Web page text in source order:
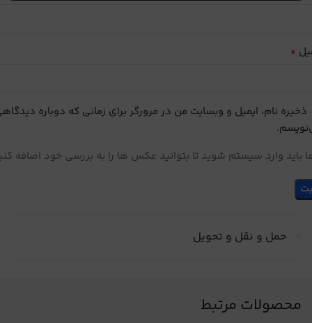
*
ذخیره نام، ایمیل و وبسایت من در مرورگر برای زمانی که دوباره
باید وارد سیستم شوید تا بتوانید عکس ها را به بررسی خود اضافه
حمل و نقل و تحویل
محصولات مرتبط